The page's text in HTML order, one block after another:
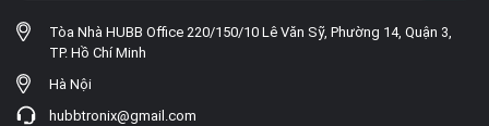
Tòa Nhà HUBB Office 220/150/10 Lê Văn Sỹ, Phường 14, Quận 3,
TP. Hồ Chí Minh
Hà Nội
hubbtronix@gmail.com